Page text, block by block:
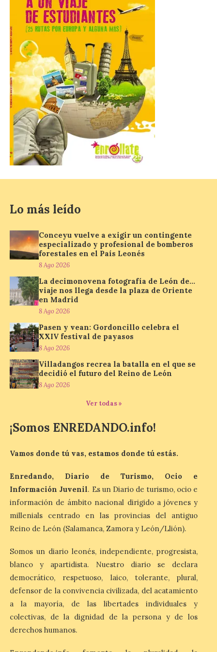
8 Ago 2026
Incide en que el eclipse se
verá desde múltiples
puntos de la ciudad, por lo
que no será necesario
desplazarse y se
recomienda no acudir a Gijón/Xixón en
coche ni usarlo ese día. Los accesos a
la Campa Torres y La […]
La decimonovena
fotografía de León de…
viaje nos llega desde la
Madrid
de…viaje. Una iniciativa
organizado por la sección
juvenil de la Asociación
Enróllate, la Asociación
Conceyu País Llionés y el Diario de
Turismo, Ocio e Información para
jóvenes “Enredando.info”. Pilar Aller Aller
nos envía la décimo […]
Los minerales y sus usos
más comunes centran la
nueva exposición del
Museo de la Siderurgia y
la Minería de Sabero
8 Ago 2026
inaugurará el sábado día 8
de agosto a las doce y
durante la ‘Feria de
minerales, rocas y fósiles de Castilla y
mes de noviembre, con […]
La Bañeza inicia sus
fiestas con el pregón a
cargo de Arturo Martínez
El Ayuntamiento de La
Martínez Matilla como
pregonero de las Fiestas
2026. Tendrá lugar este
sábado 8 de agosto a las 21,00 horas en el
comunicador astorgano Arturo Martínez
Lo más leído
Conceyu vuelve a exigir un contingente
especializado y profesional de bomberos
forestales en el País Leonés
8 Ago 2026
La decimonovena fotografía de León de…
viaje nos llega desde la plaza de Oriente
en Madrid
8 Ago 2026
Pasen y vean: Gordoncillo celebra el
XXIV festival de payasos
8 Ago 2026
Villadangos recrea la batalla en el que se
decidió el futuro del Reino de León
8 Ago 2026
Ver todas »
¡Somos ENREDANDO.info!
Vamos donde tú vas, estamos donde tú estás.
Enredando, Diario de Turismo, Ocio e
Información Juvenil. Es un Diario de turismo, ocio e
información de ámbito nacional dirigido a jóvenes y
millenials centrado en las provincias del antiguo
Reino de León (Salamanca, Zamora y León/Llión).
Somos un diario leonés, independiente, progresista,
blanco y apartidista. Nuestro diario se declara
democrático, respetuoso, laico, tolerante, plural,
defensor de la convivencia civilizada, del acatamiento
a la mayoría, de las libertades individuales y
colectivas, de la dignidad de la persona y de los
derechos humanos.